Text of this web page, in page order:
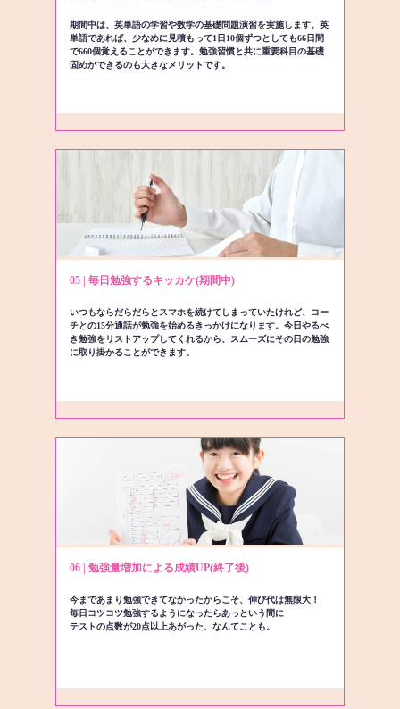
期間中は、英単語の学習や数学の基礎問題演習を実施します。英
単語であれば、少なめに見積もって1日10個ずつとしても66日間
で660個覚えることができます。勉強習慣と共に重要科目の基礎
固めができるのも大きなメリットです。
05 | 毎日勉強するキッカケ(期間中)
いつもならだらだらとスマホを続けてしまっていたけれど、コー
チとの15分通話が勉強を始めるきっかけになります。今日やるべ
き勉強をリストアップしてくれるから、スムーズにその日の勉強
に取り掛かることができます。
06 | 勉強量増加による成績UP(終了後)
今まであまり勉強できてなかったからこそ、伸び代は無限大！
毎日コツコツ勉強するようになったらあっという間に
テストの点数が20点以上あがった、なんてことも。